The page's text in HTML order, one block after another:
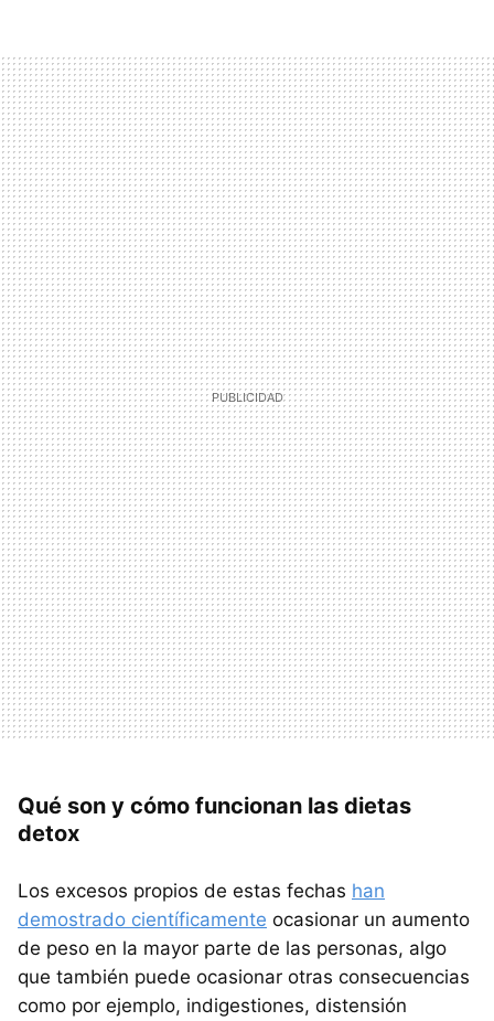
Qué son y cómo funcionan las dietas
detox
Los excesos propios de estas fechas han
demostrado científicamente ocasionar un aumento
de peso en la mayor parte de las personas, algo
que también puede ocasionar otras consecuencias
como por ejemplo, indigestiones, distensión